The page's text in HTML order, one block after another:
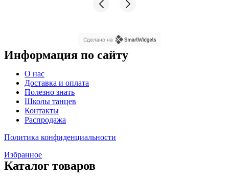
Сделано на
Информация по сайту
МенюО нас
Доставка и оплата
Полезно знать
Школы танцев
Контакты
Распродажа
Политика конфиденциальности
Избранное
Каталог товаров